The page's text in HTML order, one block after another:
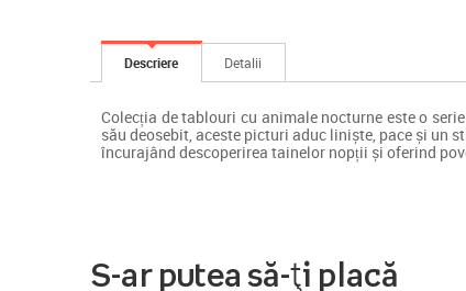
Descriere Detalii
Colecția de tablouri cu animale nocturne este o
său deosebit, aceste picturi aduc liniște, pace și un
încurajând descoperirea tainelor nopții și oferind
S-ar putea să-ți placă